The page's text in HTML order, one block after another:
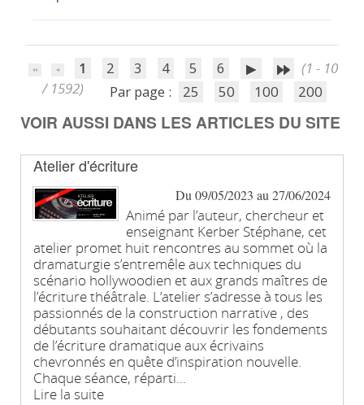
1 2 3 4 5 6
(1 - 10
/ 1592)
Par page : 25 50 100 200
VOIR AUSSI DANS LES ARTICLES DU SITE
Atelier d'écriture
Du 09/05/2023 au 27/06/2024
Animé par l’auteur, chercheur et
enseignant Kerber Stéphane, cet
atelier promet huit rencontres au sommet où la
dramaturgie s’entremêle aux techniques du
scénario hollywoodien et aux grands maîtres de
l’écriture théâtrale. L’atelier s’adresse à tous les
passionnés de la construction narrative , des
débutants souhaitant découvrir les fondements
de l’écriture dramatique aux écrivains
chevronnés en quête d’inspiration nouvelle.
Chaque séance, réparti...
Lire la suite